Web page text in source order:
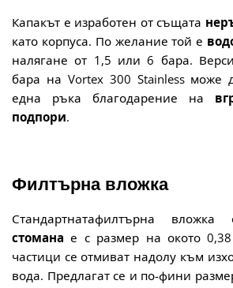
Капакът е изработен от същата
като корпуса. По желание той е
налягане от 1,5 или 6 бара.
бара на Vortex 300 Stainless може
една ръка благодарение на
подпори.
Филтърна вложка
Стандартнатафилтърна вложка
стомана е с размер на окото
частици се отмиват надолу към
вода. Предлагат се и по-фини